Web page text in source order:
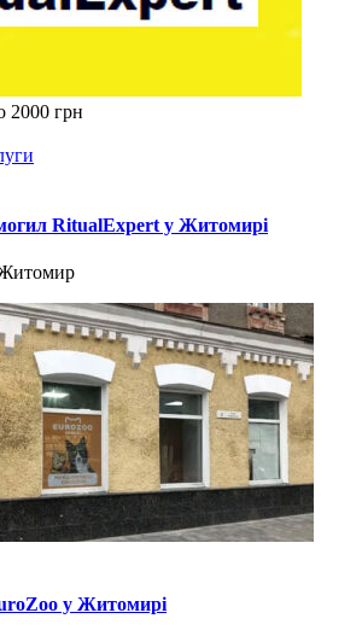
2000 грн
RitualExpert у Житомирі
у Житомирі